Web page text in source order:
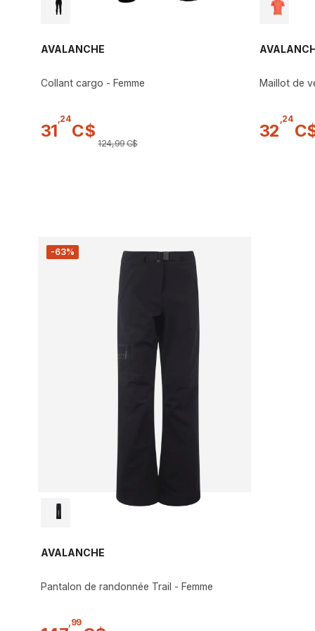
AVALANCHE
Collant cargo - Femme
31
24
C$
124,99C$
Maillot de
32
24
-63%
AVALANCHE
Pantalon de randonnée Trail - Femme
,99